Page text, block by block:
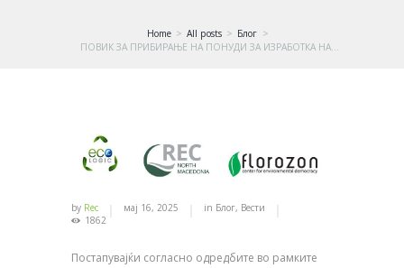
Home All posts
Блог
ПОВИК ЗА ПРИБИРАЊЕ НА ПОНУДИ ЗА ИЗРАБОТКА НА...
by Rec мај 16, 2025 in Блог, Вести
1862
Постапувајќи согласно одредбите во рамките